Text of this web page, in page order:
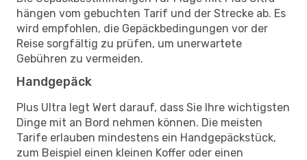
hängen vom gebuchten Tarif und der Strecke ab. Es
wird empfohlen, die Gepäckbedingungen vor der
Reise sorgfältig zu prüfen, um unerwartete
Gebühren zu vermeiden.
Handgepäck
Plus Ultra legt Wert darauf, dass Sie Ihre wichtigsten
Dinge mit an Bord nehmen können. Die meisten
Tarife erlauben mindestens ein Handgepäckstück,
zum Beispiel einen kleinen Koffer oder einen